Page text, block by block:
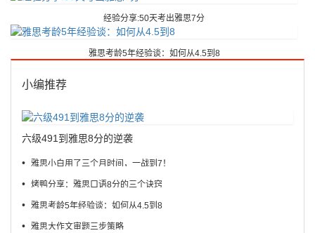
经验分享:50天考出雅思7分
雅思考龄5年经验谈：如何从4.5到8
小编推荐
六级491到雅思8分的逆袭
• 雅思小白用了三个月时间，一战到7！
• 烤鸭分享：雅思口语8分的三个诀窍
• 雅思考龄5年经验谈：如何从4.5到8
• 雅思大作文审题三步策略